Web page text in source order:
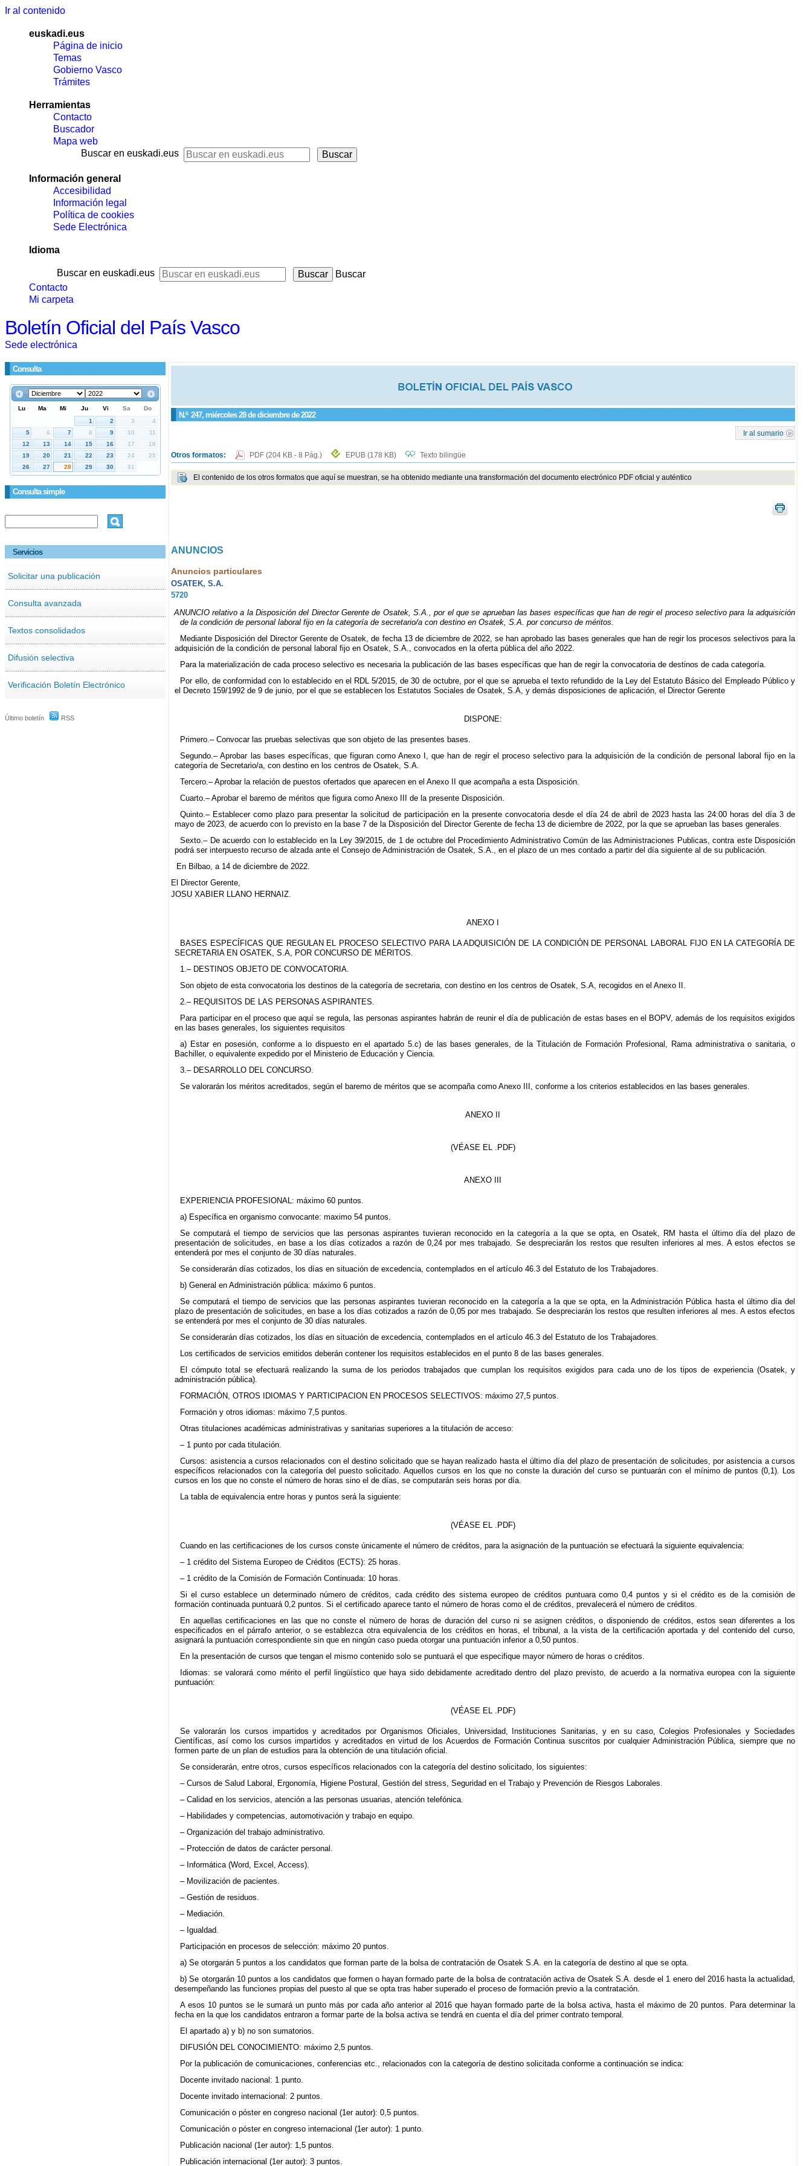
Ir al contenido
euskadi.eus
Página de inicio
Temas
Gobierno Vasco
Trámites
Herramientas
Contacto
Buscador
Mapa web
Buscar en euskadi.eus
Información general
Accesibilidad
Información legal
Política de cookies
Sede Electrónica
Idioma
Buscar en euskadi.eus
Buscar
Contacto
Mi carpeta
Boletín Oficial del País Vasco
Sede electrónica
Consulta
Consulta simple
Servicios
Solicitar una publicación
Consulta avanzada
Textos consolidados
Difusión selectiva
Verificación Boletín Electrónico
Último boletín RSS
N.º 247, miércoles 28 de diciembre de 2022
Ir al sumario
Otros formatos: PDF (204 KB - 8 Pág.) EPUB (178 KB) Texto bilingüe
El contenido de los otros formatos que aquí se muestran, se ha obtenido mediante una transformación del documento electrónico PDF oficial y auténtico
ANUNCIOS
Anuncios particulares
OSATEK, S.A.
5720
ANUNCIO relativo a la Disposición del Director Gerente de Osatek, S.A., por el que se aprueban las bases específicas que han de regir el proceso selectivo para la adquisición
de la condición de personal laboral fijo en la categoría de secretario/a con destino en Osatek, S.A. por concurso de méritos.
Mediante Disposición del Director Gerente de Osatek, de fecha 13 de diciembre de 2022, se han aprobado las bases generales que han de regir los procesos selectivos para la
adquisición de la condición de personal laboral fijo en Osatek, S.A., convocados en la oferta pública del año 2022.
Para la materialización de cada proceso selectivo es necesaria la publicación de las bases específicas que han de regir la convocatoria de destinos de cada categoría.
Por ello, de conformidad con lo establecido en el RDL 5/2015, de 30 de octubre, por el que se aprueba el texto refundido de la Ley del Estatuto Básico del Empleado Público y
el Decreto 159/1992 de 9 de junio, por el que se establecen los Estatutos Sociales de Osatek, S.A, y demás disposiciones de aplicación, el Director Gerente
DISPONE:
Primero.– Convocar las pruebas selectivas que son objeto de las presentes bases.
Segundo.– Aprobar las bases específicas, que figuran como Anexo I, que han de regir el proceso selectivo para la adquisición de la condición de personal laboral fijo en la
categoría de Secretario/a, con destino en los centros de Osatek, S.A.
Tercero.– Aprobar la relación de puestos ofertados que aparecen en el Anexo II que acompaña a esta Disposición.
Cuarto.– Aprobar el baremo de méritos que figura como Anexo III de la presente Disposición.
Quinto.– Establecer como plazo para presentar la solicitud de participación en la presente convocatoria desde el día 24 de abril de 2023 hasta las 24:00 horas del día 3 de
mayo de 2023, de acuerdo con lo previsto en la base 7 de la Disposición del Director Gerente de fecha 13 de diciembre de 2022, por la que se aprueban las bases generales.
Sexto.– De acuerdo con lo establecido en la Ley 39/2015, de 1 de octubre del Procedimiento Administrativo Común de las Administraciones Publicas, contra este Disposición
podrá ser interpuesto recurso de alzada ante el Consejo de Administración de Osatek, S.A., en el plazo de un mes contado a partir del día siguiente al de su publicación.
En Bilbao, a 14 de diciembre de 2022.
El Director Gerente,
JOSU XABIER LLANO HERNAIZ.
ANEXO I
BASES ESPECÍFICAS QUE REGULAN EL PROCESO SELECTIVO PARA LA ADQUISICIÓN DE LA CONDICIÓN DE PERSONAL LABORAL FIJO EN LA CATEGORÍA DE
SECRETARIA EN OSATEK, S.A, POR CONCURSO DE MÉRITOS.
1.– DESTINOS OBJETO DE CONVOCATORIA.
Son objeto de esta convocatoria los destinos de la categoría de secretaria, con destino en los centros de Osatek, S.A, recogidos en el Anexo II.
2.– REQUISITOS DE LAS PERSONAS ASPIRANTES.
Para participar en el proceso que aquí se regula, las personas aspirantes habrán de reunir el día de publicación de estas bases en el BOPV, además de los requisitos exigidos
en las bases generales, los siguientes requisitos
a) Estar en posesión, conforme a lo dispuesto en el apartado 5.c) de las bases generales, de la Titulación de Formación Profesional, Rama administrativa o sanitaria, o
Bachiller, o equivalente expedido por el Ministerio de Educación y Ciencia.
3.– DESARROLLO DEL CONCURSO.
Se valorarán los méritos acreditados, según el baremo de méritos que se acompaña como Anexo III, conforme a los criterios establecidos en las bases generales.
ANEXO II
(VÉASE EL .PDF)
ANEXO III
EXPERIENCIA PROFESIONAL: máximo 60 puntos.
a) Específica en organismo convocante: maximo 54 puntos.
Se computará el tiempo de servicios que las personas aspirantes tuvieran reconocido en la categoría a la que se opta, en Osatek, RM hasta el último día del plazo de
presentación de solicitudes, en base a los días cotizados a razón de 0,24 por mes trabajado. Se despreciarán los restos que resulten inferiores al mes. A estos efectos se
entenderá por mes el conjunto de 30 días naturales.
Se considerarán días cotizados, los días en situación de excedencia, contemplados en el artículo 46.3 del Estatuto de los Trabajadores.
b) General en Administración pública: máximo 6 puntos.
Se computará el tiempo de servicios que las personas aspirantes tuvieran reconocido en la categoría a la que se opta, en la Administración Pública hasta el último día del
plazo de presentación de solicitudes, en base a los días cotizados a razón de 0,05 por mes trabajado. Se despreciarán los restos que resulten inferiores al mes. A estos efectos
se entenderá por mes el conjunto de 30 días naturales.
Se considerarán días cotizados, los días en situación de excedencia, contemplados en el artículo 46.3 del Estatuto de los Trabajadores.
Los certificados de servicios emitidos deberán contener los requisitos establecidos en el punto 8 de las bases generales.
El cómputo total se efectuará realizando la suma de los periodos trabajados que cumplan los requisitos exigidos para cada uno de los tipos de experiencia (Osatek, y
administración pública).
FORMACIÓN, OTROS IDIOMAS Y PARTICIPACION EN PROCESOS SELECTIVOS: máximo 27,5 puntos.
Formación y otros idiomas: máximo 7,5 puntos.
Otras titulaciones académicas administrativas y sanitarias superiores a la titulación de acceso:
– 1 punto por cada titulación.
Cursos: asistencia a cursos relacionados con el destino solicitado que se hayan realizado hasta el último día del plazo de presentación de solicitudes, por asistencia a cursos
específicos relacionados con la categoría del puesto solicitado. Aquellos cursos en los que no conste la duración del curso se puntuarán con el mínimo de puntos (0,1). Los
cursos en los que no conste el número de horas sino el de días, se computarán seis horas por día.
La tabla de equivalencia entre horas y puntos será la siguiente:
(VÉASE EL .PDF)
Cuando en las certificaciones de los cursos conste únicamente el número de créditos, para la asignación de la puntuación se efectuará la siguiente equivalencia:
– 1 crédito del Sistema Europeo de Créditos (ECTS): 25 horas.
– 1 crédito de la Comisión de Formación Continuada: 10 horas.
Si el curso establece un determinado número de créditos, cada crédito des sistema europeo de créditos puntuara como 0,4 puntos y si el crédito es de la comisión de
formación continuada puntuará 0,2 puntos. Si el certificado aparece tanto el número de horas como el de créditos, prevalecerá el número de créditos.
En aquellas certificaciones en las que no conste el número de horas de duración del curso ni se asignen créditos, o disponiendo de créditos, estos sean diferentes a los
especificados en el párrafo anterior, o se establezca otra equivalencia de los créditos en horas, el tribunal, a la vista de la certificación aportada y del contenido del curso,
asignará la puntuación correspondiente sin que en ningún caso pueda otorgar una puntuación inferior a 0,50 puntos.
En la presentación de cursos que tengan el mismo contenido solo se puntuará el que especifique mayor número de horas o créditos.
Idiomas: se valorará como mérito el perfil lingüístico que haya sido debidamente acreditado dentro del plazo previsto, de acuerdo a la normativa europea con la siguiente
puntuación:
(VÉASE EL .PDF)
Se valorarán los cursos impartidos y acreditados por Organismos Oficiales, Universidad, Instituciones Sanitarias, y en su caso, Colegios Profesionales y Sociedades
Científicas, así como los cursos impartidos y acreditados en virtud de los Acuerdos de Formación Continua suscritos por cualquier Administración Pública, siempre que no
formen parte de un plan de estudios para la obtención de una titulación oficial.
Se considerarán, entre otros, cursos específicos relacionados con la categoría del destino solicitado, los siguientes:
– Cursos de Salud Laboral, Ergonomía, Higiene Postural, Gestión del stress, Seguridad en el Trabajo y Prevención de Riesgos Laborales.
– Calidad en los servicios, atención a las personas usuarias, atención telefónica.
– Habilidades y competencias, automotivación y trabajo en equipo.
– Organización del trabajo administrativo.
– Protección de datos de carácter personal.
– Informática (Word, Excel, Access).
– Movilización de pacientes.
– Gestión de residuos.
– Mediación.
– Igualdad.
Participación en procesos de selección: máximo 20 puntos.
a) Se otorgarán 5 puntos a los candidatos que forman parte de la bolsa de contratación de Osatek S.A. en la categoría de destino al que se opta.
b) Se otorgarán 10 puntos a los candidatos que formen o hayan formado parte de la bolsa de contratación activa de Osatek S.A. desde el 1 enero del 2016 hasta la actualidad,
desempeñando las funciones propias del puesto al que se opta tras haber superado el proceso de formación previo a la contratación.
A esos 10 puntos se le sumará un punto más por cada año anterior al 2016 que hayan formado parte de la bolsa activa, hasta el máximo de 20 puntos. Para determinar la
fecha en la que los candidatos entraron a formar parte de la bolsa activa se tendrá en cuenta el día del primer contrato temporal.
El apartado a) y b) no son sumatorios.
DIFUSIÓN DEL CONOCIMIENTO: máximo 2,5 puntos.
Por la publicación de comunicaciones, conferencias etc., relacionados con la categoría de destino solicitada conforme a continuación se indica:
Docente invitado nacional: 1 punto.
Docente invitado internacional: 2 puntos.
Comunicación o póster en congreso nacional (1er autor): 0,5 puntos.
Comunicación o póster en congreso internacional (1er autor): 1 punto.
Publicación nacional (1er autor): 1,5 puntos.
Publicación internacional (1er autor): 3 puntos.